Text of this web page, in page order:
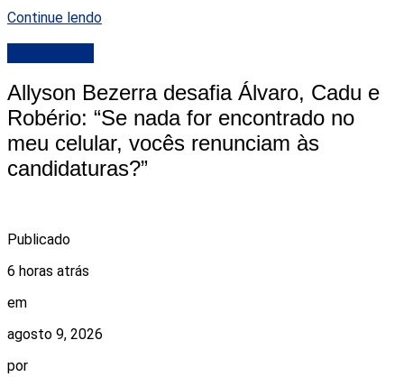
Continue lendo
Allyson Bezerra desafia Álvaro, Cadu e
Robério: “Se nada for encontrado no
meu celular, vocês renunciam às
candidaturas?”
Publicado
6 horas atrás
em
agosto 9, 2026
por